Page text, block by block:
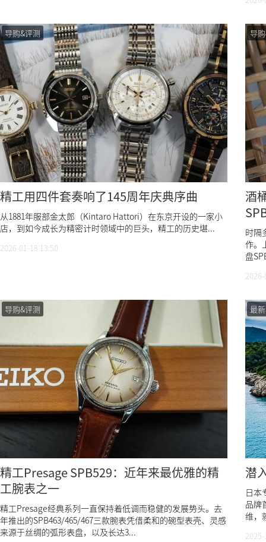
导购&评测
精工用四件套奏响了145周年庆典序曲
从1881年服部金太郎（Kintaro Hattori）在东京开设的一家小
店，到如今成长为精密计时领域中的巨头，精工的历史堪...
2026-01-18 13:50
导
酒
时隔
作。
盘
导购&评测
精工Presage SPB529：近年来最优雅的精
工腕表之一
精工Presage经典系列一直保持着低调而稳健的发展势头。去
年推出的SPB463/465/467三款腕表凭借柔和的碗型表壳、灵感
来源于丝绸的弧形表盘，以及长达3...
最
潜
日本
品牌
维，